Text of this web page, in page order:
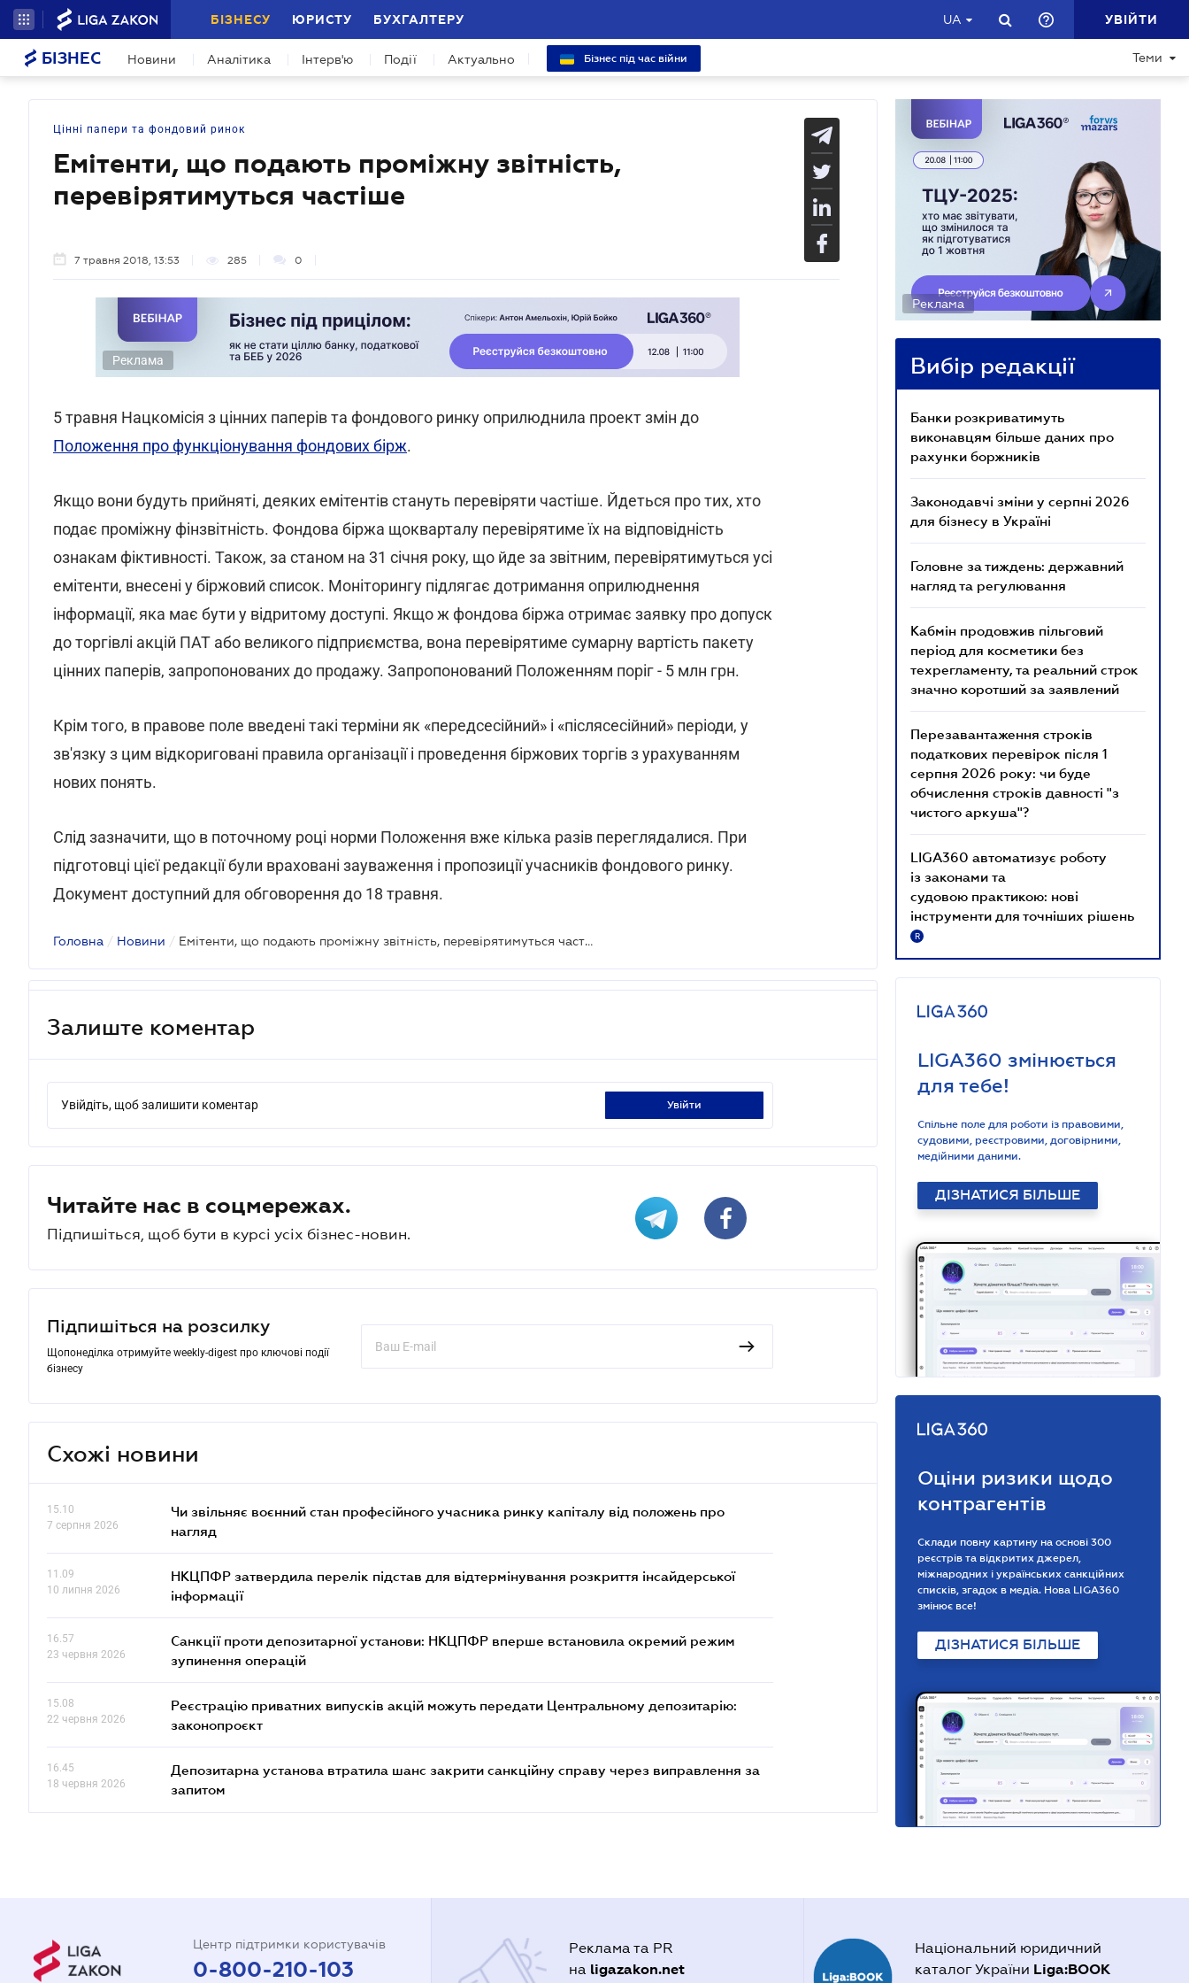
БІЗНЕСУ ЮРИСТУ БУХГАЛТЕРУ UA УВІЙТИ
БІЗНЕС Новини Аналітика Інтерв'ю Події Актуально Бізнес під час війни Теми
Цінні папери та фондовий ринок
Емітенти, що подають проміжну звітність,
перевірятимуться частіше
7 травня 2018, 13:53 285 0
Реклама
5 травня Нацкомісія з цінних паперів та фондового ринку оприлюднила проект змін до
Положення про функціонування фондових бірж.
Якщо вони будуть прийняті, деяких емітентів стануть перевіряти частіше. Йдеться про тих, хто
подає проміжну фінзвітність. Фондова біржа щокварталу перевірятиме їх на відповідність
ознакам фіктивності. Також, за станом на 31 січня року, що йде за звітним, перевірятимуться усі
емітенти, внесені у біржовий список. Моніторингу підлягає дотримання оприлюднення
інформації, яка має бути у відритому доступі. Якщо ж фондова біржа отримає заявку про допуск
до торгівлі акцій ПАТ або великого підприємства, вона перевірятиме сумарну вартість пакету
цінних паперів, запропонованих до продажу. Запропонований Положенням поріг - 5 млн грн.
Крім того, в правове поле введені такі терміни як «передсесійний» і «післясесійний» періоди, у
зв'язку з цим відкориговані правила організації і проведення біржових торгів з урахуванням
нових понять.
Слід зазначити, що в поточному році норми Положення вже кілька разів переглядалися. При
підготовці цієї редакції були враховані зауваження і пропозиції учасників фондового ринку.
Документ доступний для обговорення до 18 травня.
Головна / Новини / Емітенти, що подають проміжну звітність, перевірятимуться частіше
Залиште коментар
Увійдіть, щоб залишити коментар увійти
Читайте нас в соцмережах.
Підпишіться, щоб бути в курсі усіх бізнес-новин.
Підпишіться на розсилку
Щопонеділка отримуйте weekly-digest про ключові події
бізнесу
Схожі новини
15.10
7 серпня 2026
Чи звільняє воєнний стан професійного учасника ринку капіталу від положень про
нагляд
11.09
10 липня 2026
НКЦПФР затвердила перелік підстав для відтермінування розкриття інсайдерської
інформації
16.57
23 червня 2026
Санкції проти депозитарної установи: НКЦПФР вперше встановила окремий режим
зупинення операцій
15.08
22 червня 2026
Реєстрацію приватних випусків акцій можуть передати Центральному депозитарію:
законопроєкт
16.45
18 червня 2026
Депозитарна установа втратила шанс закрити санкційну справу через виправлення за
запитом
Реклама
Вибір редакції
Банки розкриватимуть
виконавцям більше даних про
рахунки боржників
Законодавчі зміни у серпні 2026
для бізнесу в Україні
Головне за тиждень: державний
нагляд та регулювання
Кабмін продовжив пільговий
період для косметики без
техрегламенту, та реальний строк
значно коротший за заявлений
Перезавантаження строків
податкових перевірок після 1
серпня 2026 року: чи буде
обчислення строків давності "з
чистого аркуша"?
LIGA360 автоматизує роботу
із законами та
судовою практикою: нові
інструменти для точніших рішень
R
LIGA360 змінюється
для тебе!
Спільне поле для роботи із правовими,
судовими, реєстровими, договірними,
медійними даними.
ДІЗНАТИСЯ БІЛЬШЕ
Оціни ризики щодо
контрагентів
Склади повну картину на основі 300
реєстрів та відкритих джерел,
міжнародних і українських санкційних
списків, згадок в медіа. Нова LIGA360
змінює все!
ДІЗНАТИСЯ БІЛЬШЕ
Центр підтримки користувачів
0-800-210-103
Реклама та PR
на ligazakon.net
Національний юридичний
каталог України Liga:BOOK